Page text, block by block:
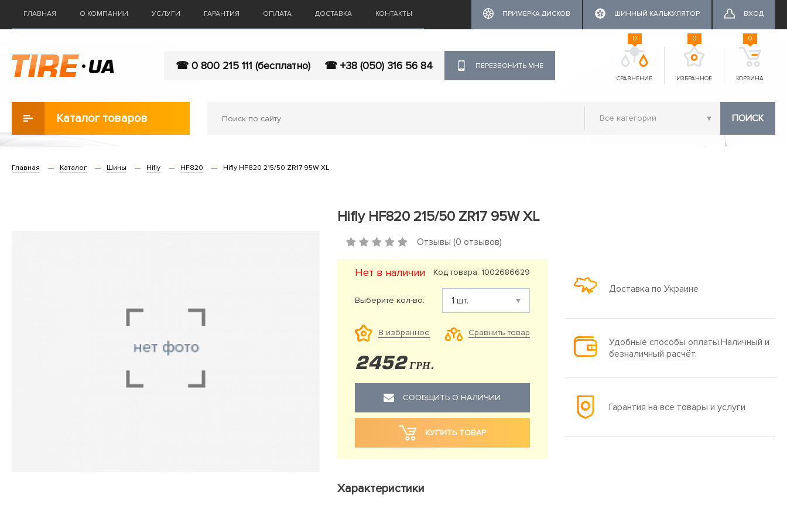
ГЛАВНАЯ О КОМПАНИИ УСЛУГИ ГАРАНТИЯ ОПЛАТА ДОСТАВКА КОНТАКТЫ ПРИМЕРКА ДИСКОВ ШИННЫЙ КАЛЬКУЛЯТОР ВХОД
☎ 0 800 215 111 (бесплатно) ☎ +38 (050) 316 56 84 ПЕРЕЗВОНИТЬ МНЕ
СРАВНЕНИЕ
0
ИЗБРАННОЕ
0
КОРЗИНА
0
Каталог товаров ПОИСК
Главная Каталог Шины Hifly HF820 Hifly HF820 215/50 ZR17 95W XL
Hifly HF820 215/50 ZR17 95W XL
Отзывы (0 отзывов)
Нет в наличии Код товара: 1002686629
Выберите кол-во:
В избранное Сравнить товар
2452 ГРН.
СООБЩИТЬ О НАЛИЧИИ
КУПИТЬ ТОВАР
Доставка по Украине
Удобные способы оплаты.Наличный и
безналичный расчёт.
Гарантия на все товары и услуги
Характеристики